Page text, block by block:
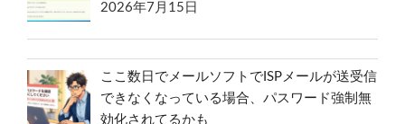
2026年7月15日
ここ数日でメールソフトでISPメールが送受信
できなくなっている場合、パスワード強制無
効化されてるかも